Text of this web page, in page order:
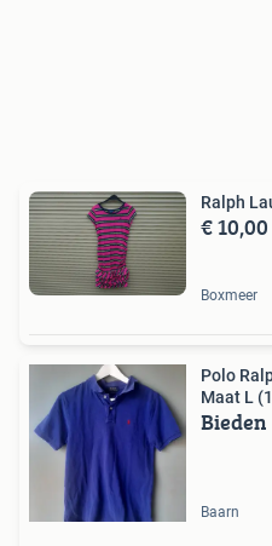
€ 10,00
Boxmeer
Polo
Maat L
Bieden
Baarn